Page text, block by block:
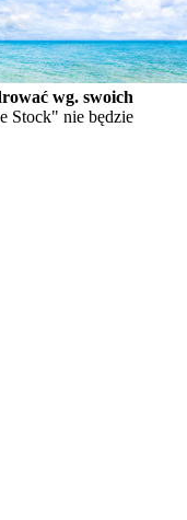
wg. swoich
Stock" nie będzie